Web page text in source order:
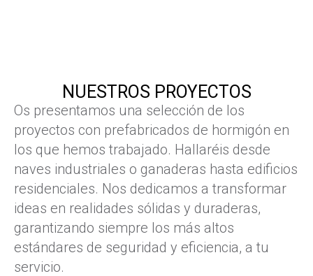
NUESTROS PROYECTOS
Os presentamos una selección de los
proyectos con prefabricados de hormigón en
los que hemos trabajado. Hallaréis desde
naves industriales o ganaderas hasta edificios
residenciales. Nos dedicamos a transformar
ideas en realidades sólidas y duraderas,
garantizando siempre los más altos
estándares de seguridad y eficiencia, a tu
servicio.